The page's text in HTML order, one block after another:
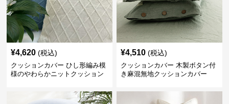
¥4,620 (税込)
クッションカバー ひし形編み模
様のやわらかニットクッション
¥4,510 (税込)
クッションカバー 木製ボタン付
き麻混無地クッションカバー